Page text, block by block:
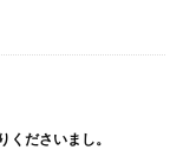
くださいまし。